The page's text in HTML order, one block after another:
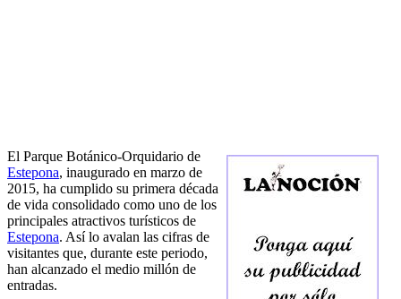
El Parque Botánico-Orquidario de
Estepona, inaugurado en marzo de
2015, ha cumplido su primera década
de vida consolidado como uno de los
principales atractivos turísticos de
Estepona. Así lo avalan las cifras de
visitantes que, durante este periodo,
han alcanzado el medio millón de
entradas.